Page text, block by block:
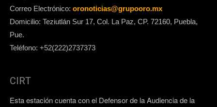
Correo Electrónico: oronoticias@grupooro.mx
Domicilio: Teziutlán Sur 17, Col. La Paz, CP. 72160, Puebla,
Pue.
Teléfono: +52(222)2737373
CIRT
Esta estación cuenta con el Defensor de la Audiencia de la